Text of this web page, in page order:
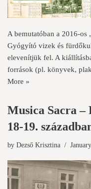
A bemutatóban a 2016-os
Gyógyító vizek és
elevenítjük fel. A
források (pl. könyvek,
More »
Musica Sacra –
18-19.
by Dezső Krisztina